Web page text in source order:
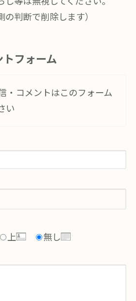
の判断で削除します）
フォーム
・コメントはこのフォーム
い
上 無し